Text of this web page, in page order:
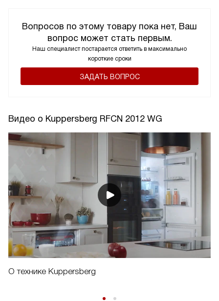
Вопросов по этому товару пока нет, Ваш
вопрос может стать первым.
Наш специалист постарается ответить в максимально
короткие сроки
ЗАДАТЬ ВОПРОС
Видео о Kuppersberg RFCN 2012 WG
О технике Kuppersberg